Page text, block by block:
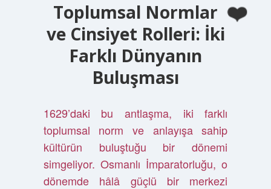
Toplumsal Normlar
ve Cinsiyet Rolleri: İki
Farklı Dünyanın
Buluşması
1629’daki bu antlaşma, iki farklı
toplumsal norm ve anlayışa sahip
kültürün buluştuğu bir dönemi
simgeliyor. Osmanlı İmparatorluğu, o
dönemde hâlâ güçlü bir merkezi